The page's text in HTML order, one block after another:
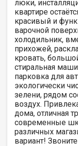
люки,
квартире
красивый и
варочной
холодильник,
прихожей,
кровать,
стиральная
парковка для
экологически
зелени, рядом
воздух.
дома, отличная
современные
различных
вариант!